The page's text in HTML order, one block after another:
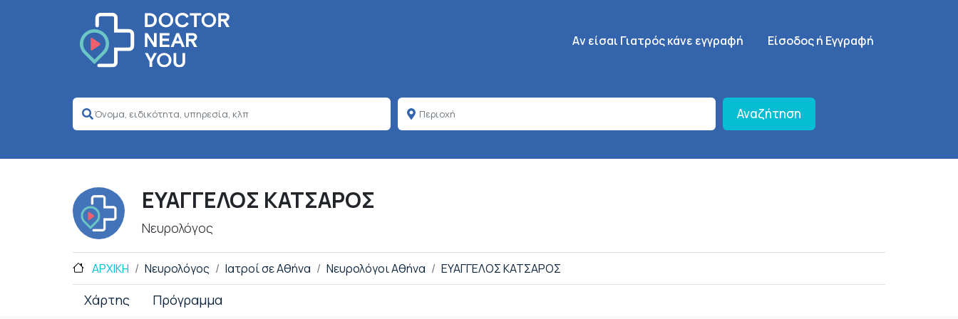
Κεντρική πλοήγηση
Aν είσαι Γιατρός κάνε εγγραφή SignUp Menu
Είσοδος ή Εγγραφή
Αναζήτηση
ΕΥΑΓΓΕΛΟΣ ΚΑΤΣΑΡΟΣ
Νευρολόγος
ΑΡΧΙΚΗ Νευρολόγος Ιατροί σε Αθήνα Νευρολόγοι Αθήνα ΕΥΑΓΓΕΛΟΣ ΚΑΤΣΑΡΟΣ
Χάρτης Πρόγραμμα